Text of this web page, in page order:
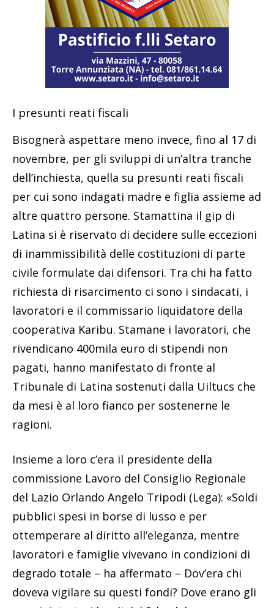
I presunti reati fiscali
Bisognerà aspettare meno invece, fino al 17 di
novembre, per gli sviluppi di un’altra tranche
dell’inchiesta, quella su presunti reati fiscali
per cui sono indagati madre e figlia assieme ad
altre quattro persone. Stamattina il gip di
Latina si è riservato di decidere sulle eccezioni
di inammissibilità delle costituzioni di parte
civile formulate dai difensori. Tra chi ha fatto
richiesta di risarcimento ci sono i sindacati, i
lavoratori e il commissario liquidatore della
cooperativa Karibu. Stamane i lavoratori, che
rivendicano 400mila euro di stipendi non
pagati, hanno manifestato di fronte al
Tribunale di Latina sostenuti dalla Uiltucs che
da mesi è al loro fianco per sostenerne le
ragioni.
Insieme a loro c’era il presidente della
commissione Lavoro del Consiglio Regionale
del Lazio Orlando Angelo Tripodi (Lega): «Soldi
pubblici spesi in borse di lusso e per
ottemperare al diritto all’eleganza, mentre
lavoratori e famiglie vivevano in condizioni di
degrado totale – ha affermato – Dov’era chi
doveva vigilare su questi fondi? Dove erano gli